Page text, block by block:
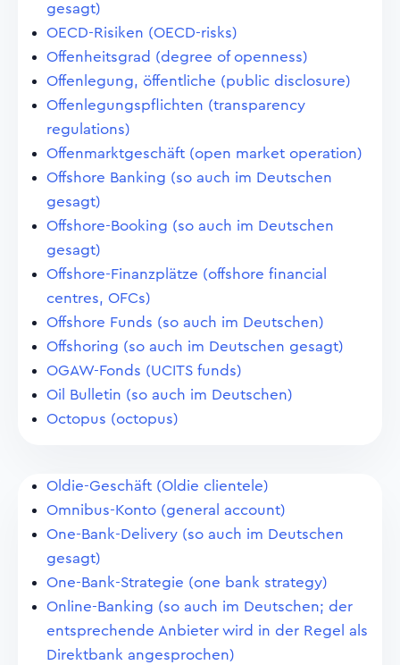
gesagt)
OECD-Risiken (OECD-risks)
Offenheitsgrad (degree of openness)
Offenlegung, öffentliche (public disclosure)
Offenlegungspflichten (transparency
regulations)
Offenmarktgeschäft (open market operation)
Offshore Banking (so auch im Deutschen
gesagt)
Offshore-Booking (so auch im Deutschen
gesagt)
Offshore-Finanzplätze (offshore financial
centres, OFCs)
Offshore Funds (so auch im Deutschen)
Offshoring (so auch im Deutschen gesagt)
OGAW-Fonds (UCITS funds)
Oil Bulletin (so auch im Deutschen)
Octopus (octopus)
Oldie-Geschäft (Oldie clientele)
Omnibus-Konto (general account)
One-Bank-Delivery (so auch im Deutschen
gesagt)
One-Bank-Strategie (one bank strategy)
Online-Banking (so auch im Deutschen; der
entsprechende Anbieter wird in der Regel als
Direktbank angesprochen)